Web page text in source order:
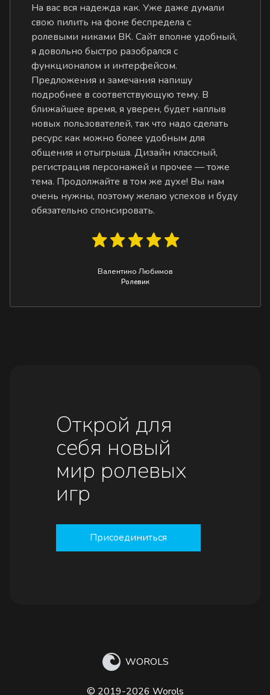
На вас вся надежда как. Уже даже думали
свою пилить на фоне беспредела с
ролевыми никами ВК. Сайт вполне удобный,
я довольно быстро разобрался с
функционалом и интерфейсом.
Предложения и замечания напишу
подробнее в соответствующую тему. В
ближайшее время, я уверен, будет наплыв
новых пользователей, так что надо сделать
ресурс как можно более удобным для
общения и отыгрыша. Дизайн классный,
регистрация персонажей и прочее — тоже
тема. Продолжайте в том же духе! Вы нам
очень нужны, поэтому желаю успехов и буду
обязательно спонсировать.
Валентино Любимов
Ролевик
Открой для
себя новый
мир ролевых
игр
Присоединиться
WOROLS
© 2019-2026 Worols